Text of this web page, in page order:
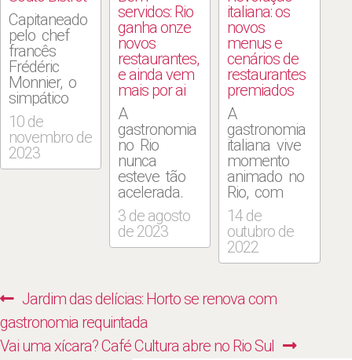
Capitaneado
pelo chef
francês
Frédéric
Monnier, o
simpático
restaurante
ocupa o
pátio interno
da Casa de
as icônicas
colunas do
casarão, sob
o estiloso
10 de
novembro de
2023
servidos: Rio
ganha onze
novos
restaurantes,
e ainda vem
mais por ai
A
gastronomia
no Rio
nunca
esteve tão
acelerada.
Novos
restaurantes
têm sido
difícil ficar
atualizado
com tantas
opções. Na
3 de agosto
de 2023
italiana: os
novos
menus e
cenários de
restaurantes
premiados
A
gastronomia
italiana vive
momento
animado no
Rio, com
menus
comemorativos
e
restaurantes
começar
Alloro al
14 de
outubro de
2022
Navegação
de
Post
Previous
post:
Jardim das delícias: Horto se renova com
gastronomia requintada
Next
Vai uma xícara? Café Cultura abre no Rio Sul